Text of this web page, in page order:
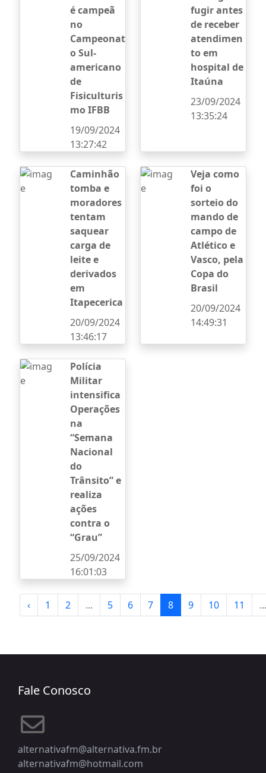
é campeã
no
Campeonat
o Sul-
americano
de
Fisiculturis
mo IFBB
19/09/2024
13:27:42
fugir antes
de receber
atendimen
to em
hospital de
Itaúna
23/09/2024
13:35:24
Caminhão
tomba e
moradores
tentam
saquear
carga de
leite e
derivados
em
Itapecerica
20/09/2024
13:46:17
Veja como
foi o
sorteio do
mando de
campo de
Atlético e
Vasco, pela
Copa do
Brasil
20/09/2024
14:49:31
Polícia
Militar
intensifica
Operações
na
“Semana
Nacional
do
Trânsito” e
realiza
ações
contra o
“Grau”
25/09/2024
16:01:03
‹ 1 2 ... 5 6 7 8 9 10 11 ...
Fale Conosco
alternativafm@alternativa.fm.br
alternativafm@hotmail.com